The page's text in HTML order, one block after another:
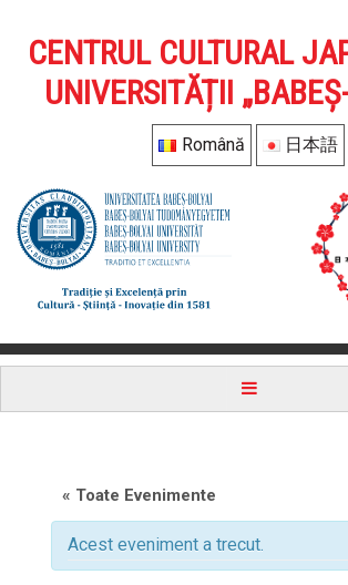
CENTRUL CULTURAL
UNIVERSITĂȚII
Română 日本語
« Toate Evenimente
Acest eveniment a trecut.